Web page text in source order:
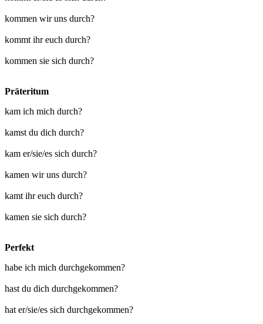
kommen wir uns durch?
kommt ihr euch durch?
kommen sie sich durch?
Präteritum
kam ich mich durch?
kamst du dich durch?
kam er/sie/es sich durch?
kamen wir uns durch?
kamt ihr euch durch?
kamen sie sich durch?
Perfekt
habe ich mich durchgekommen?
hast du dich durchgekommen?
hat er/sie/es sich durchgekommen?